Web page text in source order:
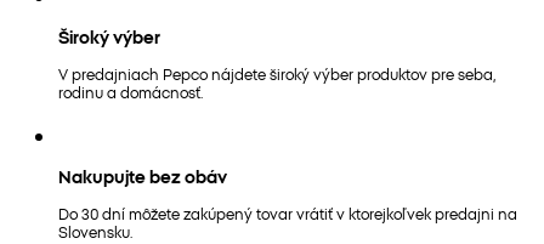
Široký výber
V predajniach Pepco nájdete široký výber produktov pre seba,
rodinu a domácnosť.
Nakupujte bez obáv
Do 30 dní môžete zakúpený tovar vrátiť v ktorejkoľvek predajni na
Slovensku.